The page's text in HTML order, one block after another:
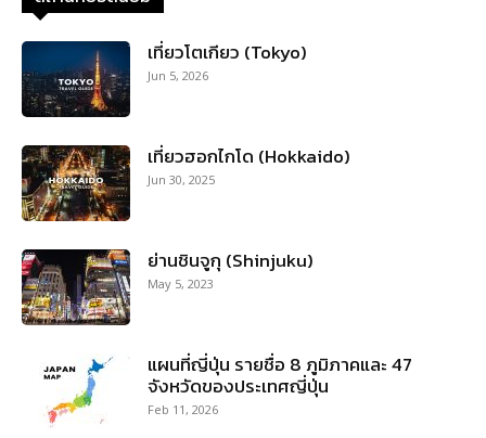
เที่ยวโตเกียว (Tokyo)
Jun 5, 2026
เที่ยวฮอกไกโด (Hokkaido)
Jun 30, 2025
ย่านชินจูกุ (Shinjuku)
May 5, 2023
แผนที่ญี่ปุ่น รายชื่อ 8 ภูมิภาคและ 47
จังหวัดของประเทศญี่ปุ่น
Feb 11, 2026